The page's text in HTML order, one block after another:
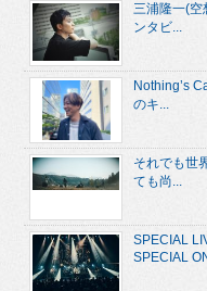
三浦隆一(空
ンタビ...
Nothing’s
のキ...
それでも世
ても尚...
SPECIAL
SPECIAL